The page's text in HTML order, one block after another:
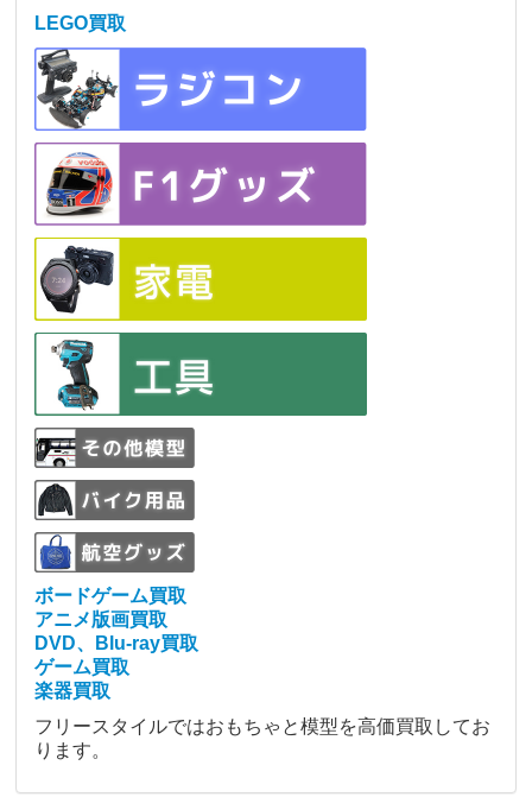
LEGO買取
ボードゲーム買取
アニメ版画買取
DVD、Blu-ray買取
ゲーム買取
楽器買取
フリースタイルではおもちゃと模型を高価買取してお
ります。